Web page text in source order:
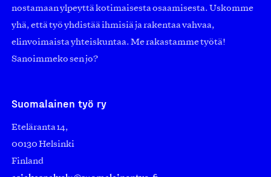
nostamaan ylpeyttä kotimaisesta osaamisesta. Uskomme
yhä, että työ yhdistää ihmisiä ja rakentaa vahvaa,
elinvoimaista yhteiskuntaa. Me rakastamme työtä!
Sanoimmeko sen jo?
Suomalainen työ ry
Eteläranta 14,
00130 Helsinki
Finland